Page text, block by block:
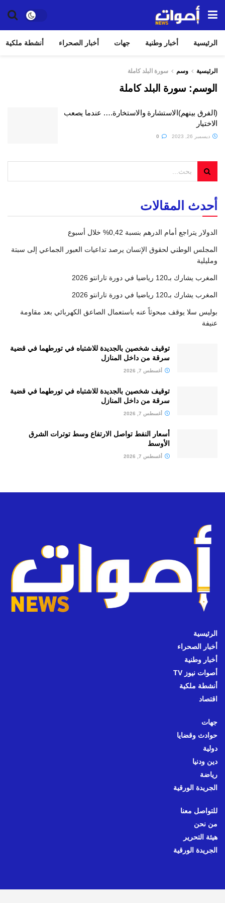
الرئيسية أخبار وطنية جهات أخبار الصحراء أنشطة ملكية
الرئيسية وسم سورة البلد كاملة
الوسم: سورة البلد كاملة
(الفرق بينهم)الاستشارة والاستخارة…. عندما يصعب
الاختيار
ديسمبر 26, 2023
أحدث المقالات
الدولار يتراجع أمام الدرهم بنسبة 0,42% خلال أسبوع
المجلس الوطني لحقوق الإنسان يرصد تداعيات العبور الجماعي إلى سبتة
ومليلية
المغرب يشارك بـ120 رياضيا في دورة تارانتو 2026
المغرب يشارك بـ120 رياضيا في دورة تارانتو 2026
بوليس سلا يوقف مبحوثاً عنه باستعمال الصاعق الكهربائي بعد مقاومة
عنيفة
توقيف شخصين بالجديدة للاشتباه في تورطهما في قضية
سرقة من داخل المنازل
أغسطس 7, 2026
توقيف شخصين بالجديدة للاشتباه في تورطهما في قضية
سرقة من داخل المنازل
أغسطس 7, 2026
أسعار النفط تواصل الارتفاع وسط توترات الشرق
الأوسط
أغسطس 7, 2026
الرئيسية
أخبار الصحراء
أخبار وطنية
أصوات نيوز TV
أنشطة ملكية
اقتصاد
جهات
حوادث وقضايا
دولية
دين ودنيا
رياضة
الجريدة الورقية
للتواصل معنا
من نحن
هيئة التحرير
الجريدة الورقية